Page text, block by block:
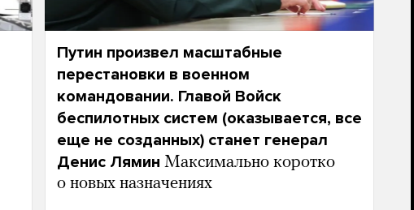
Путин произвел масштабные
перестановки в военном
командовании. Главой Войск
беспилотных систем (оказывается, все
еще не созданных) станет генерал
Денис Лямин Максимально коротко
о новых назначениях